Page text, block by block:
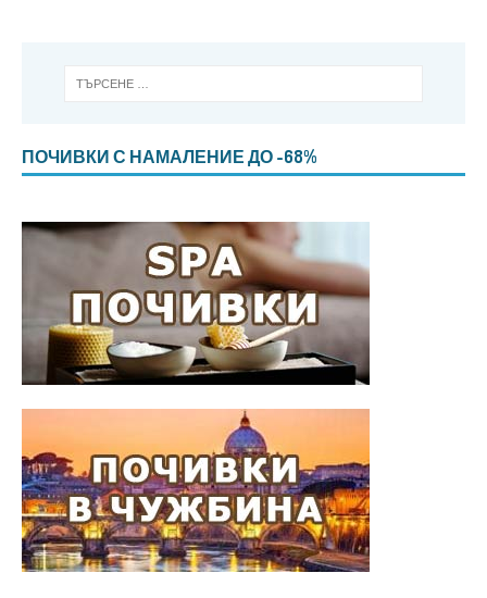
ПОЧИВКИ С НАМАЛЕНИЕ ДО -68%